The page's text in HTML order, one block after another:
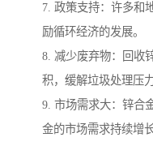
7. 政策支持：许多和
励循环经济的发展。
8. 减少废弃物：回收
积，缓解垃圾处理压力
9. 市场需求大：锌合
金的市场需求持续增长